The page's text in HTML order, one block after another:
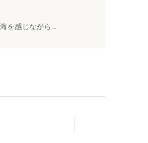
を感じながら...